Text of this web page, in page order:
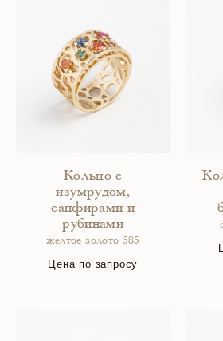
Кольцо с
изумрудом,
сапфирами и
рубинами
желтое золото 585
Цена по запросу